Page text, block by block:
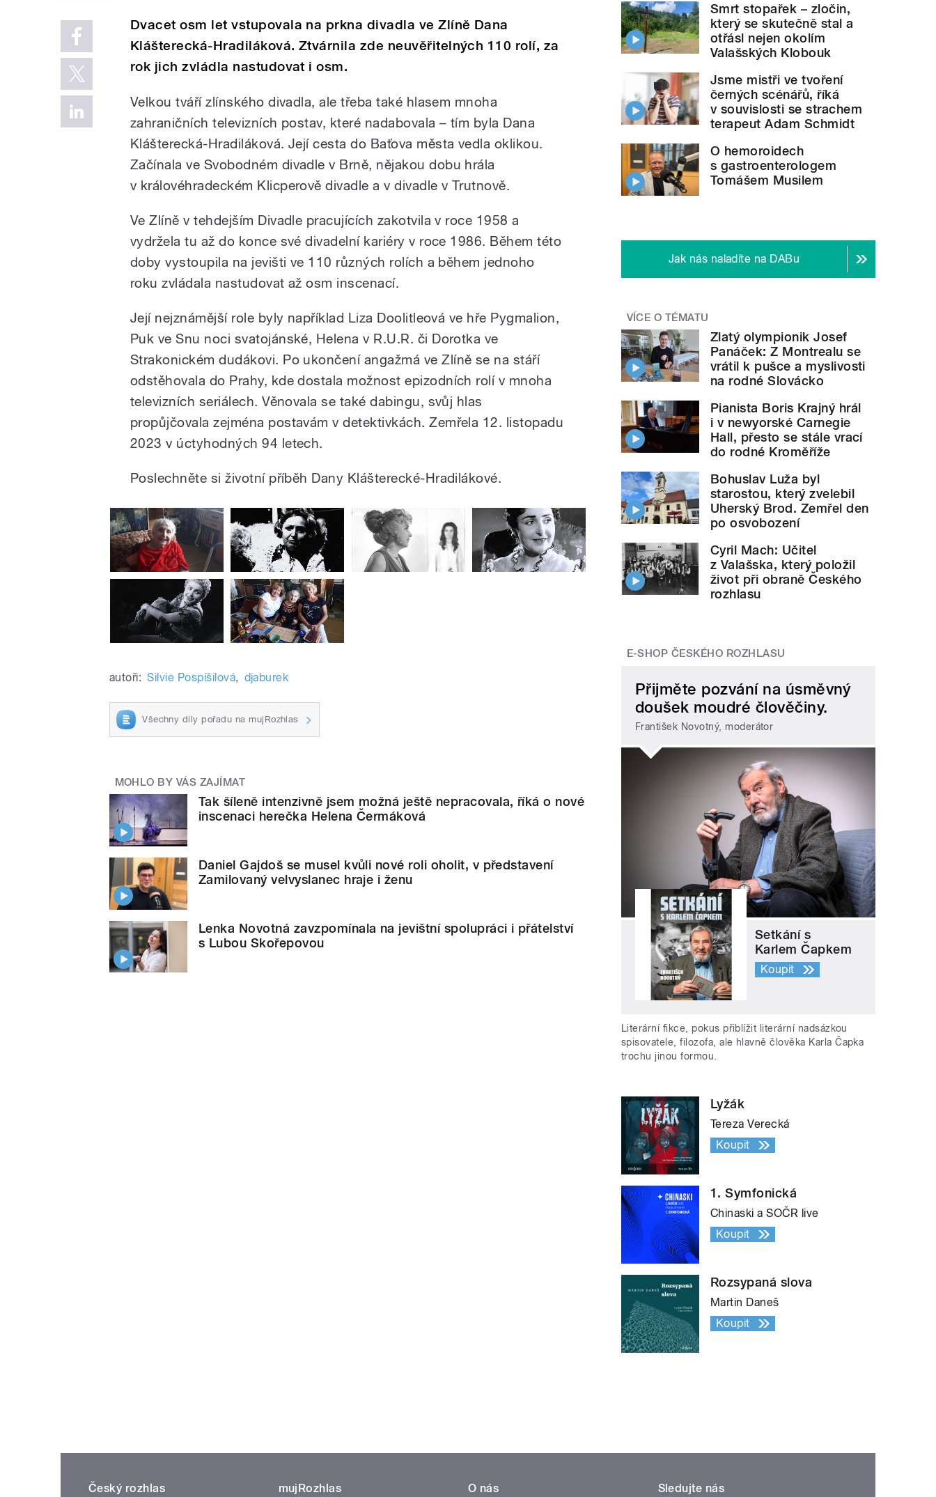
Dvacet osm let vstupovala na prkna divadla ve Zlíně Dana
Klášterecká-Hradiláková. Ztvárnila zde neuvěřitelných 110 rolí, za
rok jich zvládla nastudovat i osm.
Velkou tváří zlínského divadla, ale třeba také hlasem mnoha
zahraničních televizních postav, které nadabovala – tím byla Dana
Klášterecká-Hradiláková. Její cesta do Baťova města vedla oklikou.
Začínala ve Svobodném divadle v Brně, nějakou dobu hrála
v královéhradeckém Klicperově divadle a v divadle v Trutnově.
Ve Zlíně v tehdejším Divadle pracujících zakotvila v roce 1958 a
vydržela tu až do konce své divadelní kariéry v roce 1986. Během této
doby vystoupila na jevišti ve 110 různých rolích a během jednoho
roku zvládala nastudovat až osm inscenací.
Její nejznámější role byly například Liza Doolitleová ve hře Pygmalion,
Puk ve Snu noci svatojánské, Helena v R.U.R. či Dorotka ve
Strakonickém dudákovi. Po ukončení angažmá ve Zlíně se na stáří
odstěhovala do Prahy, kde dostala možnost epizodních rolí v mnoha
televizních seriálech. Věnovala se také dabingu, svůj hlas
propůjčovala zejména postavám v detektivkách. Zemřela 12. listopadu
2023 v úctyhodných 94 letech.
Poslechněte si životní příběh Dany Klášterecké-Hradilákové.
autoři: Silvie Pospíšilová, djaburek
Všechny díly pořadu na mujRozhlas
MOHLO BY VÁS ZAJÍMAT
Tak šíleně intenzivně jsem možná ještě nepracovala, říká o nové
inscenaci herečka Helena Čermáková
Daniel Gajdoš se musel kvůli nové roli oholit, v představení
Zamilovaný velvyslanec hraje i ženu
Lenka Novotná zavzpomínala na jevištní spolupráci i přátelství
s Lubou Skořepovou
Smrt stopařek – zločin,
který se skutečně stal a
otřásl nejen okolím
Valašských Klobouk
Jsme mistři ve tvoření
černých scénářů, říká
v souvislosti se strachem
terapeut Adam Schmidt
O hemoroidech
s gastroenterologem
Tomášem Musilem
Jak nás naladíte na DABu
VÍCE O TÉMATU
Zlatý olympionik Josef
Panáček: Z Montrealu se
vrátil k pušce a myslivosti
na rodné Slovácko
Pianista Boris Krajný hrál
i v newyorské Carnegie
Hall, přesto se stále vrací
do rodné Kroměříže
Bohuslav Luža byl
starostou, který zvelebil
Uherský Brod. Zemřel den
po osvobození
Cyril Mach: Učitel
z Valašska, který položil
život při obraně Českého
rozhlasu
E-SHOP ČESKÉHO ROZHLASU
Přijměte pozvání na úsměvný
doušek moudré člověčiny.
František Novotný, moderátor
Setkání s
Karlem Čapkem
Koupit
Literární fikce, pokus přiblížit literární nadsázkou
spisovatele, filozofa, ale hlavně člověka Karla Čapka
trochu jinou formou.
Lyžák
Tereza Verecká
Koupit
1. Symfonická
Chinaski a SOČR live
Koupit
Rozsypaná slova
Martin Daneš
Koupit
Český rozhlas mujRozhlas O nás Sledujte nás